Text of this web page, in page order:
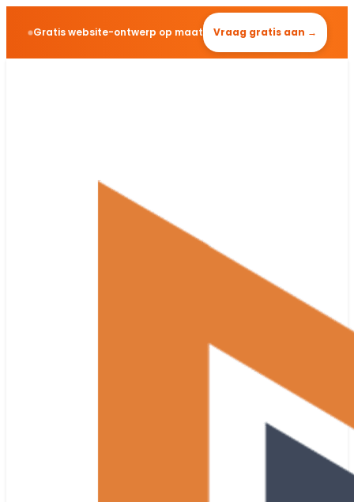
Gratis website-ontwerp op maat Vraag gratis aan →